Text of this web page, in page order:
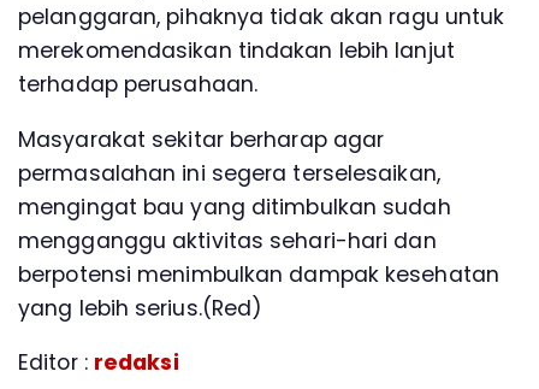
pelanggaran, pihaknya tidak akan ragu untuk
merekomendasikan tindakan lebih lanjut
terhadap perusahaan.
Masyarakat sekitar berharap agar
permasalahan ini segera terselesaikan,
mengingat bau yang ditimbulkan sudah
mengganggu aktivitas sehari-hari dan
berpotensi menimbulkan dampak kesehatan
yang lebih serius.(Red)
Editor : redaksi